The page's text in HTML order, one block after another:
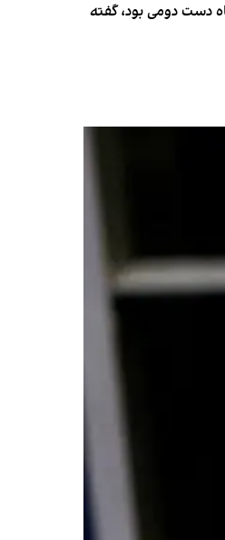
باشگاه دست دومی بود، گفته